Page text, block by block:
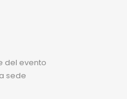
del evento
sede